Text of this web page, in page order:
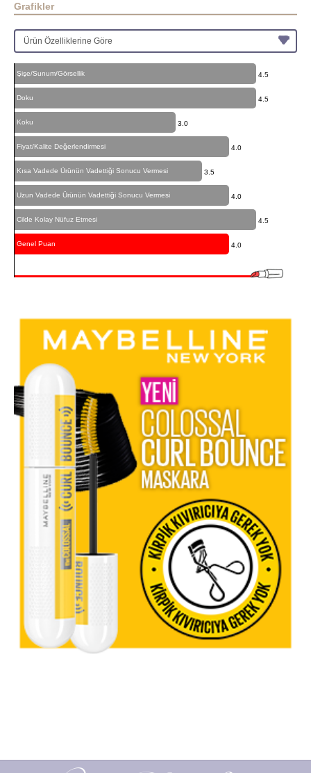
Grafikler
Şişe/Sunum/Görsellik 4.5
Doku 4.5
Koku 3.0
Fiyat/Kalite Değerlendirmesi 4.0
Kısa Vadede Ürünün Vadettiği Sonucu Vermesi 3.5
Uzun Vadede Ürünün Vadettiği Sonucu Vermesi 4.0
Cilde Kolay Nüfuz Etmesi 4.5
Genel Puan 4.0